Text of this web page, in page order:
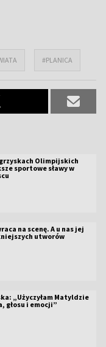
#PLANICA
Olimpijskich
sportowe sławy w
na scenę. A u nas jej
utworów
„Użyczyłam Matyldzie
głosu i emocji”